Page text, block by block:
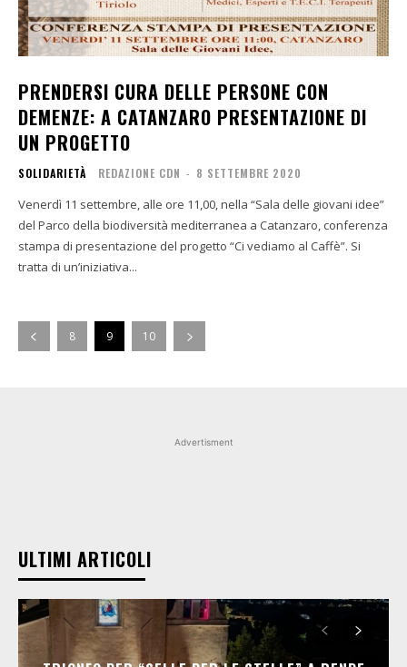
PRENDERSI CURA DELLE PERSONE CON
DEMENZE: A CATANZARO PRESENTAZIONE DI
UN PROGETTO
SOLIDARIETÀ REDAZIONE CDN - 8 SETTEMBRE 2020
Venerdì 11 settembre, alle ore 11,00, nella “Sala delle giovani idee”
del Parco della biodiversità mediterranea a Catanzaro, conferenza
stampa di presentazione del progetto “Ci vediamo al Caffè”. Si
tratta di un’iniziativa...
8 9 10
Advertisment
ULTIMI ARTICOLI